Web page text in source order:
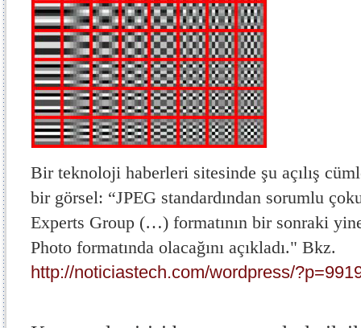
Bir teknoloji haberleri sitesinde şu açılış
bir görsel: “JPEG standardından sorumlu
Experts Group (…) formatının bir sonraki
Photo formatında olacağını açıkladı." Bkz.
http://noticiastech.com/wordpress/